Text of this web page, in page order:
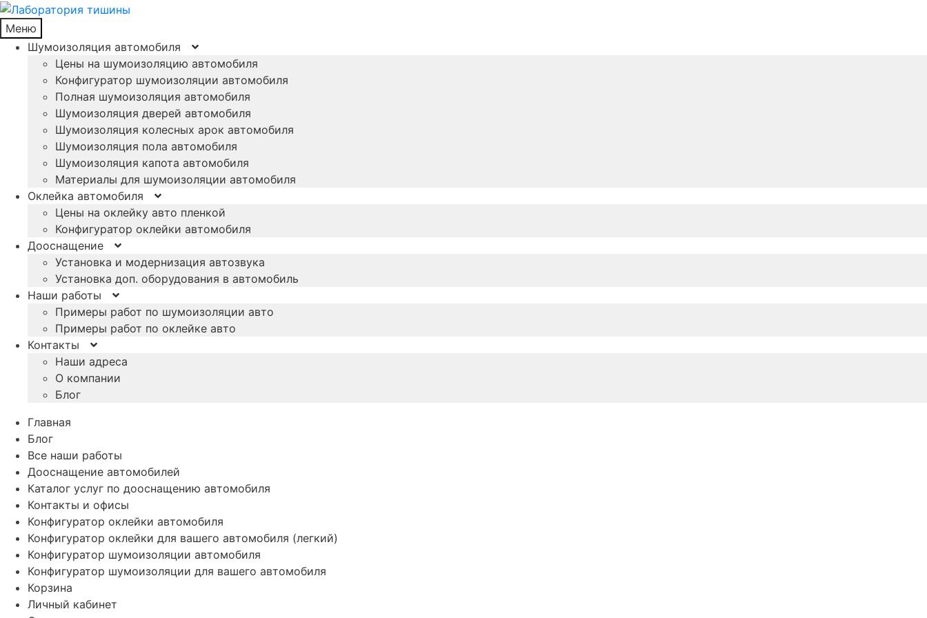
Меню
Шумоизоляция автомобиля
Цены на шумоизоляцию автомобиля
Конфигуратор шумоизоляции автомобиля
Полная шумоизоляция автомобиля
Шумоизоляция дверей автомобиля
Шумоизоляция колесных арок автомобиля
Шумоизоляция пола автомобиля
Шумоизоляция капота автомобиля
Материалы для шумоизоляции автомобиля
Оклейка автомобиля
Цены на оклейку авто пленкой
Конфигуратор оклейки автомобиля
Дооснащение
Установка и модернизация автозвука
Установка доп. оборудования в автомобиль
Наши работы
Примеры работ по шумоизоляции авто
Примеры работ по оклейке авто
Контакты
Наши адреса
О компании
Блог
Главная
Блог
Все наши работы
Дооснащение автомобилей
Каталог услуг по дооснащению автомобиля
Контакты и офисы
Конфигуратор оклейки автомобиля
Конфигуратор оклейки для вашего автомобиля (легкий)
Конфигуратор шумоизоляции автомобиля
Конфигуратор шумоизоляции для вашего автомобиля
Корзина
Личный кабинет